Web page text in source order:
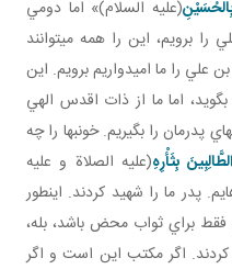
(عليه السلام)» اما دومي
برويم، اين را همه مي توانند
علي را ما اميدواريم برويم. اين
بگويد، اما ما از ذات اقدس الهي
پدرمان را بگيريم. خونبها را چه
بِثَأْرِهِ(عليه الصلاة و عليه
ايم. پدر ما را شهيد کردند. اين طور
فقط براي ثواب محض باشد، بله،
کردند. اگر مکتب اين است و اگر